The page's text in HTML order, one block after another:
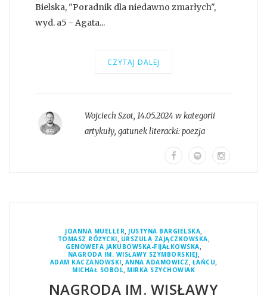
Bielska, "Poradnik dla niedawno zmarłych",
wyd. a5 - Agata...
CZYTAJ DALEJ
Wojciech Szot, 14.05.2024 w kategorii
artykuły, gatunek literacki:poezja
JOANNA MUELLER, JUSTYNA BARGIELSKA,
TOMASZ RÓŻYCKI, URSZULA ZAJĄCZKOWSKA,
GENOWEFA JAKUBOWSKA-FIJAŁKOWSKA,
NAGRODA IM. WISŁAWY SZYMBORSKIEJ,
ADAM KACZANOWSKI, ANNA ADAMOWICZ , ŁAŃCU,
MICHAŁ SOBOL, MIRKA SZYCHOWIAK
NAGRODA IM. WISŁAWY